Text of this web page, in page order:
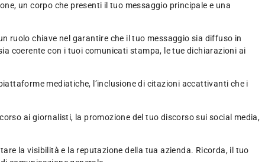
un corpo che presenti il tuo messaggio principale e una
ruolo chiave nel garantire che il tuo messaggio sia diffuso in
coerente con i tuoi comunicati stampa, le tue dichiarazioni ai
mediatiche, l’inclusione di citazioni accattivanti che i
ai giornalisti, la promozione del tuo discorso sui social media,
la visibilità e la reputazione della tua azienda. Ricorda, il tuo